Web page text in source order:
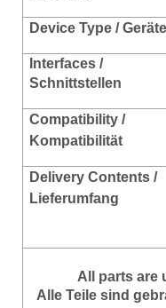
Device Type /
Interfaces /
Schnittstellen
Compatibility /
Kompatibilität
Delivery Contents /
Lieferumfang
All parts are
Alle Teile sind